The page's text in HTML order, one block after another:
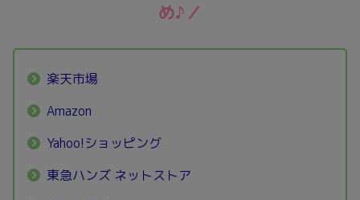
め♪／
楽天市場
Amazon
Yahoo!ショッピング
東急ハンズ ネットストア